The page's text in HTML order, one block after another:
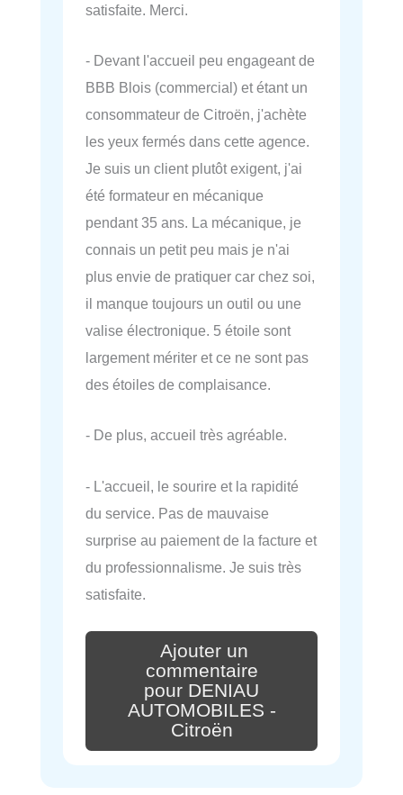
satisfaite. Merci.
- Devant l'accueil peu engageant de
BBB Blois (commercial) et étant un
consommateur de Citroën, j'achète
les yeux fermés dans cette agence.
Je suis un client plutôt exigent, j'ai
été formateur en mécanique
pendant 35 ans. La mécanique, je
connais un petit peu mais je n'ai
plus envie de pratiquer car chez soi,
il manque toujours un outil ou une
valise électronique. 5 étoile sont
largement mériter et ce ne sont pas
des étoiles de complaisance.
- De plus, accueil très agréable.
- L'accueil, le sourire et la rapidité
du service. Pas de mauvaise
surprise au paiement de la facture et
du professionnalisme. Je suis très
satisfaite.
Ajouter un
commentaire
pour DENIAU
AUTOMOBILES -
Citroën